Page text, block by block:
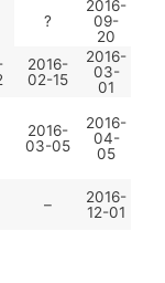
?
2016-
09-
20
2016-
02-15
2016-
03-
01
2016-
03-05
2016-
04-
05
–
2016-
12-01